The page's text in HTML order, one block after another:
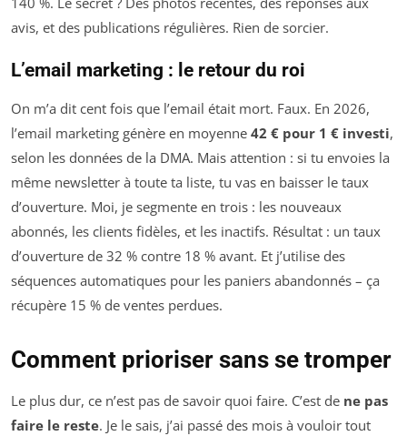
avis, et des publications régulières. Rien de sorcier.
L’email marketing : le retour du roi
On m’a dit cent fois que l’email était mort. Faux. En 2026,
l’email marketing génère en moyenne 42 € pour 1 € investi,
selon les données de la DMA. Mais attention : si tu envoies la
même newsletter à toute ta liste, tu vas en baisser le taux
d’ouverture. Moi, je segmente en trois : les nouveaux
abonnés, les clients fidèles, et les inactifs. Résultat : un taux
d’ouverture de 32 % contre 18 % avant. Et j’utilise des
séquences automatiques pour les paniers abandonnés – ça
récupère 15 % de ventes perdues.
Comment prioriser sans se tromper
Le plus dur, ce n’est pas de savoir quoi faire. C’est de ne pas
faire le reste. Je le sais, j’ai passé des mois à vouloir tout